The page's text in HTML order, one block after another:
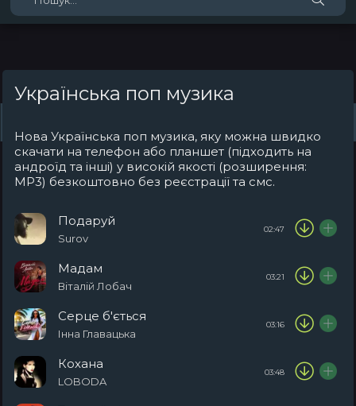
Українська поп музика
Нова Українська поп музика, яку можна швидко
скачати на телефон або планшет (підходить на
андроїд та інші) у високій якості (розширення:
MP3) безкоштовно без реєстрації та смс.
Подаруй
Surov
02:47
Мадам
Віталій Лобач
03:21
Серце б'ється
Інна Главацька
03:16
Кохана
LOBODA
03:48